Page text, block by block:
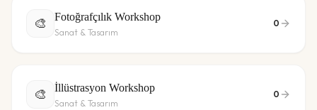
🎨 Fotoğrafçılık Workshop
Sanat & Tasarım
0
🎨 İllüstrasyon Workshop
Sanat & Tasarım
0